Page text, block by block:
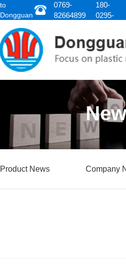
to
Dongguan
0769-
82664899
180-
0295-
Product News Company